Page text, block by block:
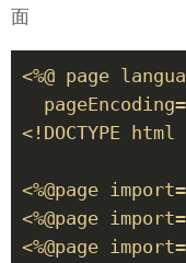
面
<%@ page
<!DOCTYPE
<%@page
<%@page
<%@page